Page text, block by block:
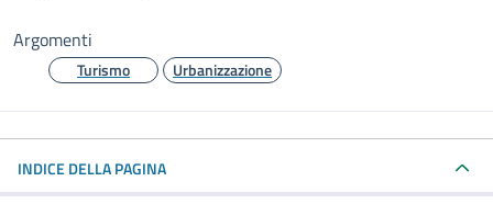
Argomenti
Turismo Urbanizzazione
INDICE DELLA PAGINA